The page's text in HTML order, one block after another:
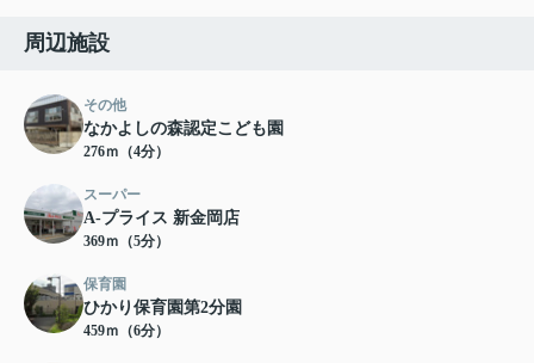
周辺施設
その他
なかよしの森認定こども園
276ｍ（4分）
スーパー
A-プライス 新金岡店
369ｍ（5分）
保育園
ひかり保育園第2分園
459ｍ（6分）